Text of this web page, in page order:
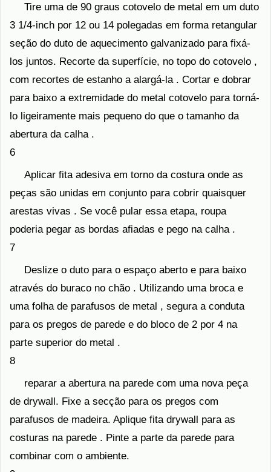
Tire uma de 90 graus cotovelo de metal em um duto
3 1/4-inch por 12 ou 14 polegadas em forma retangular
seção do duto de aquecimento galvanizado para fixá-
los juntos. Recorte da superfície, no topo do cotovelo ,
com recortes de estanho a alargá-la . Cortar e dobrar
para baixo a extremidade do metal cotovelo para torná-
lo ligeiramente mais pequeno do que o tamanho da
abertura da calha .
6
Aplicar fita adesiva em torno da costura onde as
peças são unidas em conjunto para cobrir quaisquer
arestas vivas . Se você pular essa etapa, roupa
poderia pegar as bordas afiadas e pego na calha .
7
Deslize o duto para o espaço aberto e para baixo
através do buraco no chão . Utilizando uma broca e
uma folha de parafusos de metal , segura a conduta
para os pregos de parede e do bloco de 2 por 4 na
parte superior do metal .
8
reparar a abertura na parede com uma nova peça
de drywall. Fixe a secção para os pregos com
parafusos de madeira. Aplique fita drywall para as
costuras na parede . Pinte a parte da parede para
combinar com o ambiente.